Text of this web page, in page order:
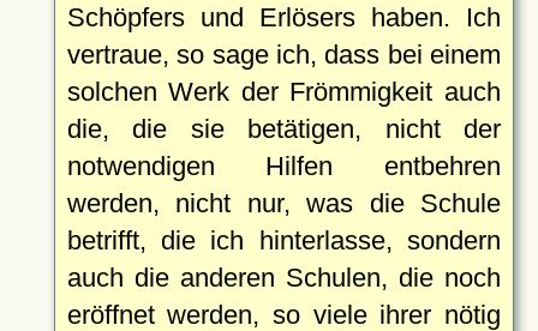
Schöpfers und Erlösers haben. Ich
vertraue, so sage ich, dass bei einem
solchen Werk der Frömmigkeit auch
die, die sie betätigen, nicht der
notwendigen Hilfen entbehren
werden, nicht nur, was die Schule
betrifft, die ich hinterlasse, sondern
auch die anderen Schulen, die noch
eröffnet werden, so viele ihrer nötig